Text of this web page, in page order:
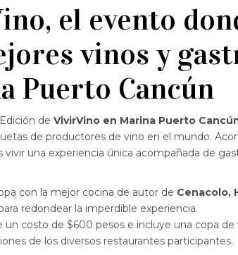
el evento
vinos y
Puerto Cancún
de VivirVino en Marina Puerto
de productores de vino en el mundo.
vivir una experiencia única acompañada de
con la mejor cocina de autor de Cenacolo,
redondear la imperdible experiencia.
un costo de $600 pesos e incluye una copa
de los diversos restaurantes participantes.